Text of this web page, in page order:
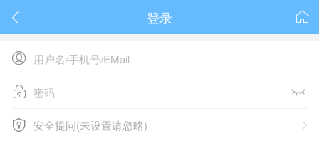
 
登录

 
 
安全提问(未设置请忽略)